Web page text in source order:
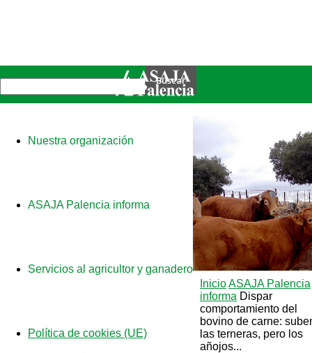
Nuestra organización
ASAJA Palencia informa
Servicios al agricultor y ganadero
Política de cookies (UE)
InicioASAJA Palencia
informa Dispar
comportamiento del
bovino de carne:
las terneras, pero los
añojos...